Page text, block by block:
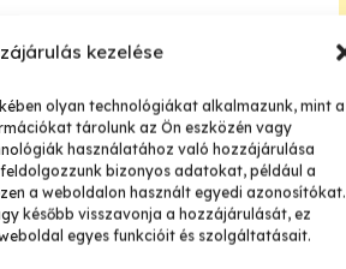
kezelése
olyan technológiákat alkalmazunk, mint a
tárolunk az Ön eszközén vagy
használatához való hozzájárulása
bizonyos adatokat, például a
a weboldalon használt egyedi azonosítókat.
később visszavonja a hozzájárulását, ez
egyes funkcióit és szolgáltatásait.
mégis, hogy megtanuljon
társasjátékok,
a nagyobbik testvér gyakran
de téged ne zavarjon a